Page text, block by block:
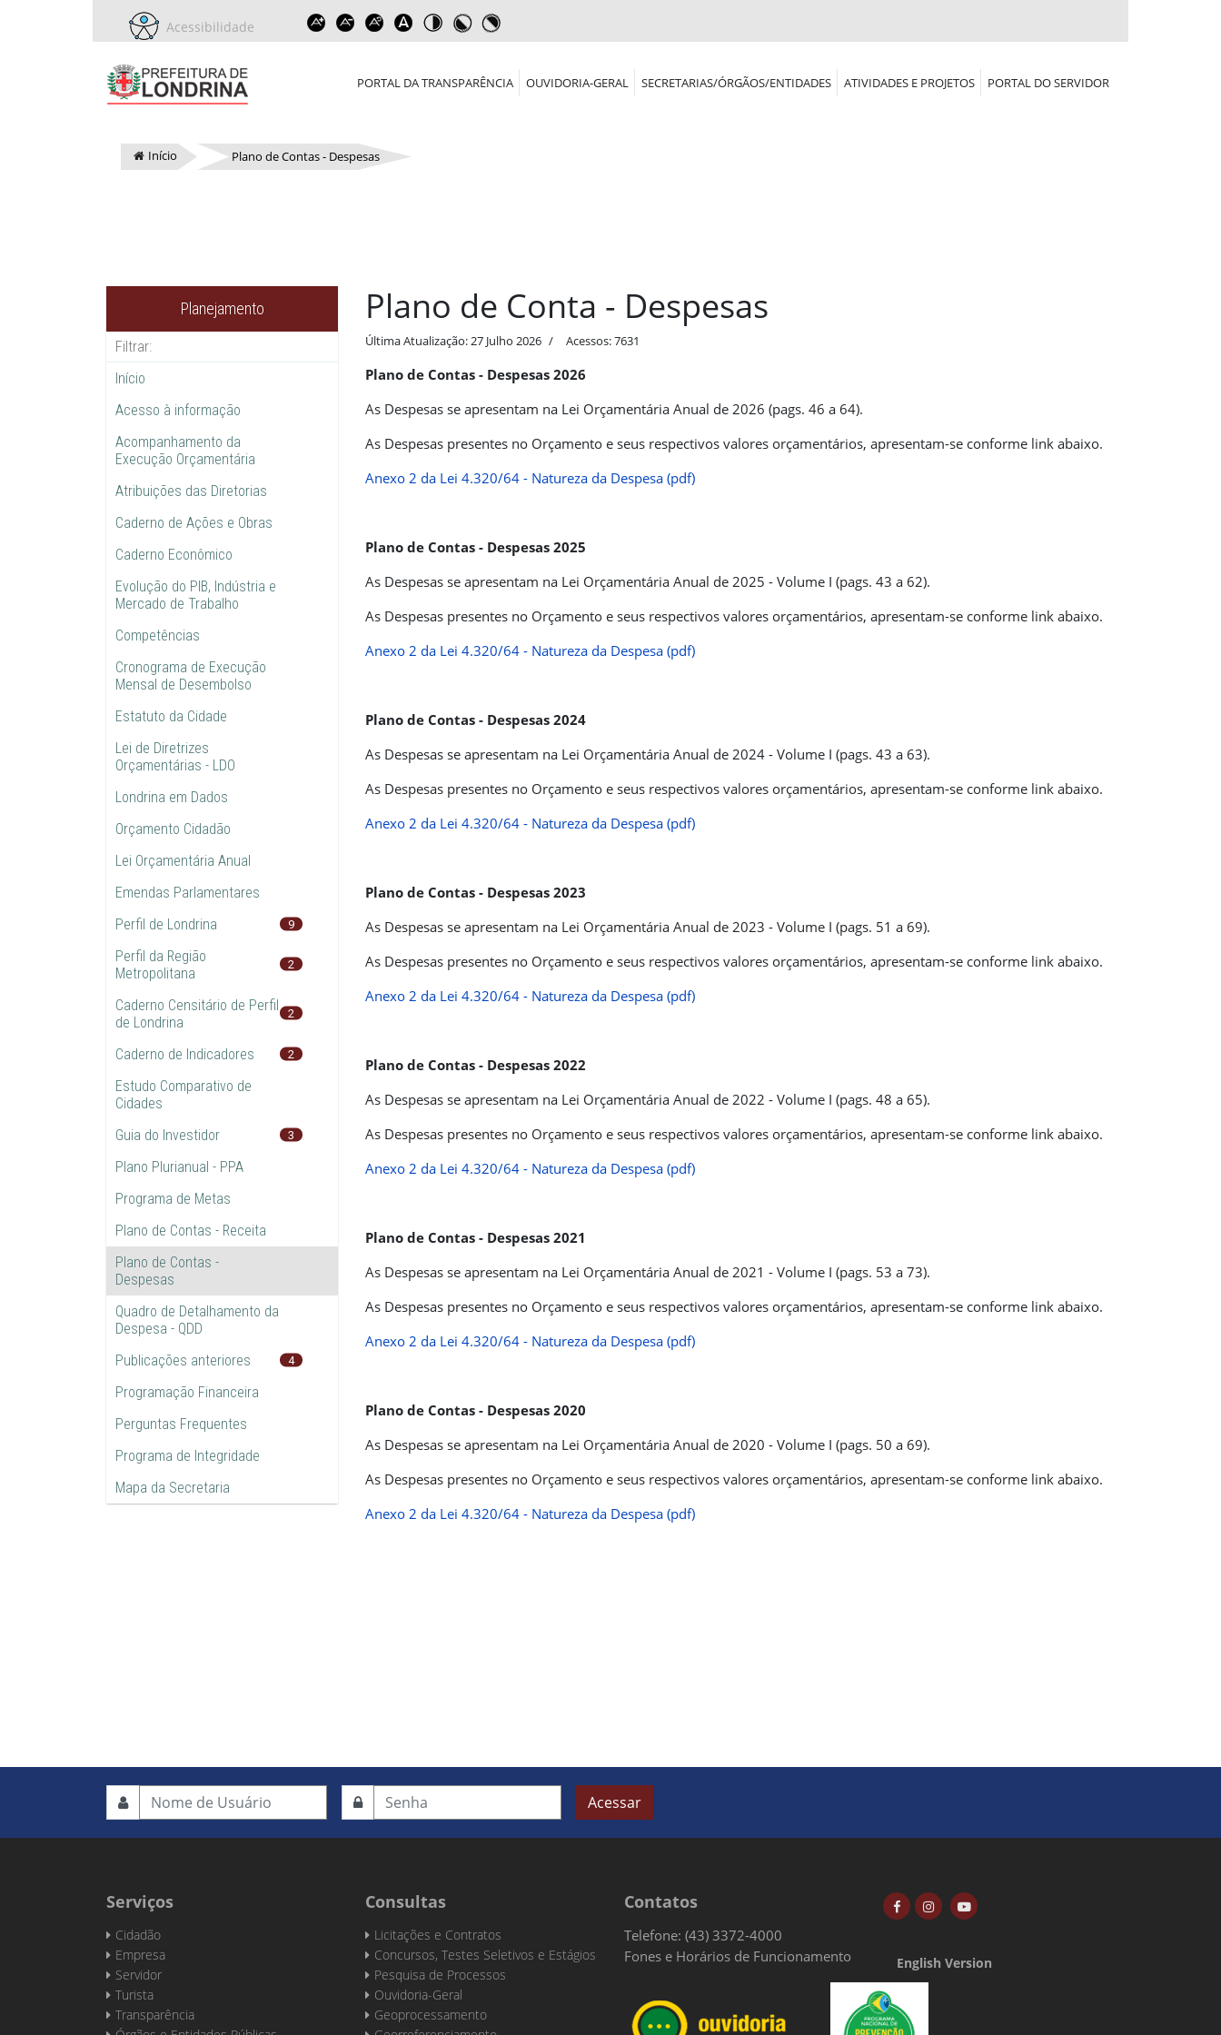
Acessibilidade
PORTAL DA TRANSPARÊNCIA OUVIDORIA-GERAL SECRETARIAS/ÓRGÃOS/ENTIDADES ATIVIDADES E PROJETOS PORTAL DO SERVIDOR
Início Plano de Contas - Despesas
Planejamento
Início
Acesso à informação
Acompanhamento da
Execução Orçamentária
Atribuições das Diretorias
Caderno de Ações e Obras
Caderno Econômico
Evolução do PIB, Indústria e
Mercado de Trabalho
Competências
Cronograma de Execução
Mensal de Desembolso
Estatuto da Cidade
Lei de Diretrizes
Orçamentárias - LDO
Londrina em Dados
Orçamento Cidadão
Lei Orçamentária Anual
Emendas Parlamentares
Perfil de Londrina
9
Perfil da Região
Metropolitana
2
Caderno Censitário de Perfil
de Londrina
2
Caderno de Indicadores 2
Estudo Comparativo de
Cidades
Guia do Investidor
3
Plano Plurianual - PPA
Programa de Metas
Plano de Contas - Receita
Plano de Contas -
Despesas
Quadro de Detalhamento da
Despesa - QDD
Publicações anteriores
4
Programação Financeira
Perguntas Frequentes
Programa de Integridade
Mapa da Secretaria
Plano de Conta - Despesas
Última Atualização: 27 Julho 2026 Acessos: 7631
Plano de Contas - Despesas 2026
As Despesas se apresentam na Lei Orçamentária Anual de 2026 (pags. 46 a 64).
As Despesas presentes no Orçamento e seus respectivos valores orçamentários, apresentam-se conforme link abaixo.
Anexo 2 da Lei 4.320/64 - Natureza da Despesa (pdf)
Plano de Contas - Despesas 2025
As Despesas se apresentam na Lei Orçamentária Anual de 2025 - Volume I (pags. 43 a 62).
As Despesas presentes no Orçamento e seus respectivos valores orçamentários, apresentam-se conforme link abaixo.
Anexo 2 da Lei 4.320/64 - Natureza da Despesa (pdf)
Plano de Contas - Despesas 2024
As Despesas se apresentam na Lei Orçamentária Anual de 2024 - Volume I (pags. 43 a 63).
As Despesas presentes no Orçamento e seus respectivos valores orçamentários, apresentam-se conforme link abaixo.
Anexo 2 da Lei 4.320/64 - Natureza da Despesa (pdf)
Plano de Contas - Despesas 2023
As Despesas se apresentam na Lei Orçamentária Anual de 2023 - Volume I (pags. 51 a 69).
As Despesas presentes no Orçamento e seus respectivos valores orçamentários, apresentam-se conforme link abaixo.
Anexo 2 da Lei 4.320/64 - Natureza da Despesa (pdf)
Plano de Contas - Despesas 2022
As Despesas se apresentam na Lei Orçamentária Anual de 2022 - Volume I (pags. 48 a 65).
As Despesas presentes no Orçamento e seus respectivos valores orçamentários, apresentam-se conforme link abaixo.
Anexo 2 da Lei 4.320/64 - Natureza da Despesa (pdf)
Plano de Contas - Despesas 2021
As Despesas se apresentam na Lei Orçamentária Anual de 2021 - Volume I (pags. 53 a 73).
As Despesas presentes no Orçamento e seus respectivos valores orçamentários, apresentam-se conforme link abaixo.
Anexo 2 da Lei 4.320/64 - Natureza da Despesa (pdf)
Plano de Contas - Despesas 2020
As Despesas se apresentam na Lei Orçamentária Anual de 2020 - Volume I (pags. 50 a 69).
As Despesas presentes no Orçamento e seus respectivos valores orçamentários, apresentam-se conforme link abaixo.
Anexo 2 da Lei 4.320/64 - Natureza da Despesa (pdf)
Acessar
Serviços
Cidadão
Empresa
Servidor
Turista
Transparência
Consultas
Licitações e Contratos
Concursos, Testes Seletivos e Estágios
Pesquisa de Processos
Ouvidoria-Geral
Geoprocessamento
Contatos
Telefone: (43) 3372-4000
Fones e Horários de Funcionamento
English Version